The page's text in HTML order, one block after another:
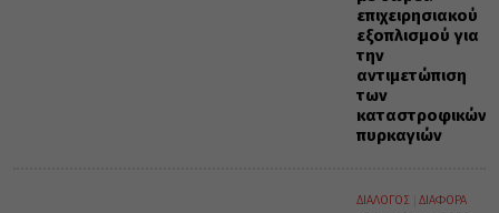
επιχειρησιακού
εξοπλισμού για
την
αντιμετώπιση
των
καταστροφικών
πυρκαγιών
ΔΙΑΛΟΓΟΣ
ΔΙΑΦΟΡΑ